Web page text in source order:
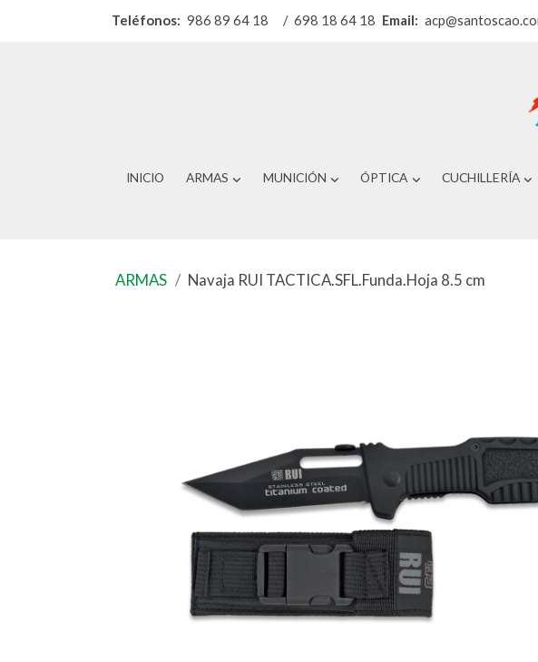
Teléfonos: 986 89 64 18 / 698 18 64 18 Email:
INICIO ARMAS MUNICIÓN ÓPTICA CUCHILLERÍA
ARMAS Navaja RUI TACTICA.SFL.Funda.Hoja 8.5 cm